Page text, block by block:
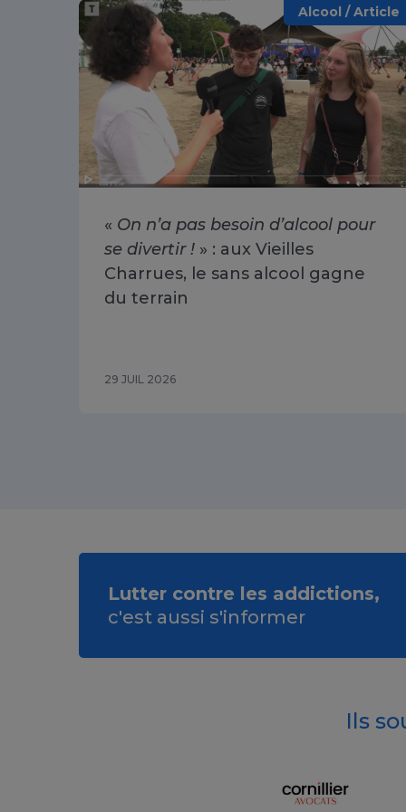
Alcool / Article
« On n’a pas besoin d’alcool pour
se divertir ! » : aux Vieilles
Charrues, le sans alcool gagne
du terrain
29 JUIL 2026
Lutter contre les addictions,
c'est aussi s'informer
Ils